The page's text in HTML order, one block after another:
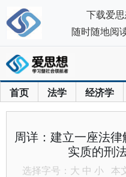
首页 法学 经济学
周详：建立一座法
实质的刑
选择字号： 大 中 小 本
下载爱
随时随地阅